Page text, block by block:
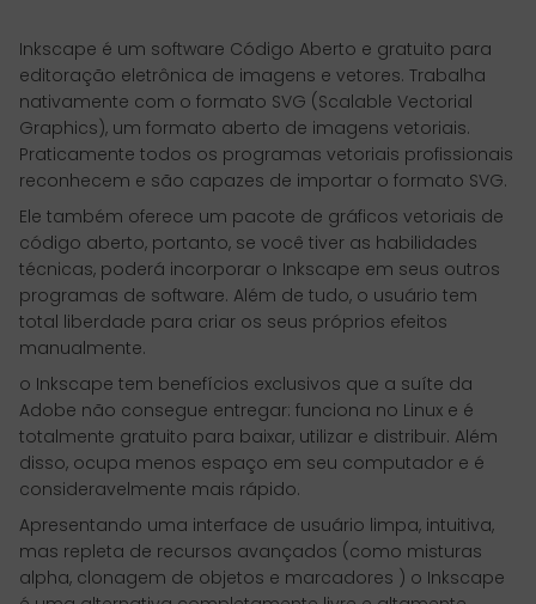
Inkscape é um software Código Aberto e gratuito para
editoração eletrônica de imagens e vetores. Trabalha
nativamente com o formato SVG (Scalable Vectorial
Graphics), um formato aberto de imagens vetoriais.
Praticamente todos os programas vetoriais profissionais
reconhecem e são capazes de importar o formato SVG.
Ele também oferece um pacote de gráficos vetoriais de
código aberto, portanto, se você tiver as habilidades
técnicas, poderá incorporar o Inkscape em seus outros
programas de software. Além de tudo, o usuário tem
total liberdade para criar os seus próprios efeitos
manualmente.
o Inkscape tem benefícios exclusivos que a suíte da
Adobe não consegue entregar: funciona no Linux e é
totalmente gratuito para baixar, utilizar e distribuir. Além
disso, ocupa menos espaço em seu computador e é
consideravelmente mais rápido.
Apresentando uma interface de usuário limpa, intuitiva,
mas repleta de recursos avançados (como misturas
alpha, clonagem de objetos e marcadores ) o Inkscape